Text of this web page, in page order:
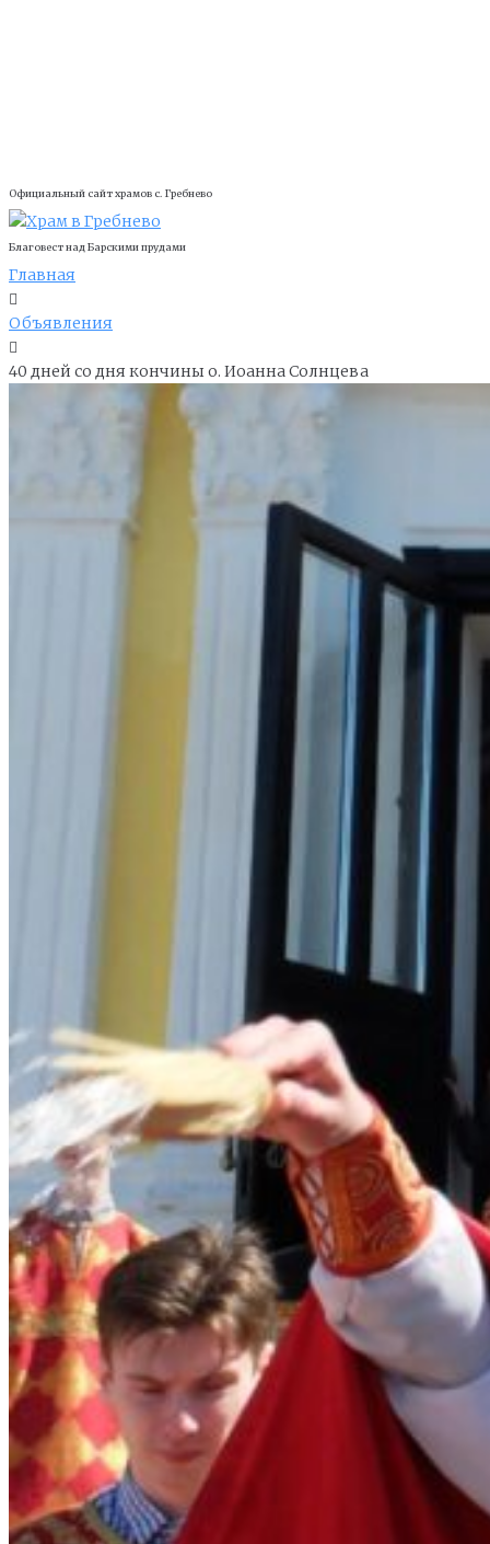
Официальный сайт храмов с. Гребнево
Благовест над Барскими прудами
Главная
Объявления
40 дней со дня кончины о. Иоанна Солнцева